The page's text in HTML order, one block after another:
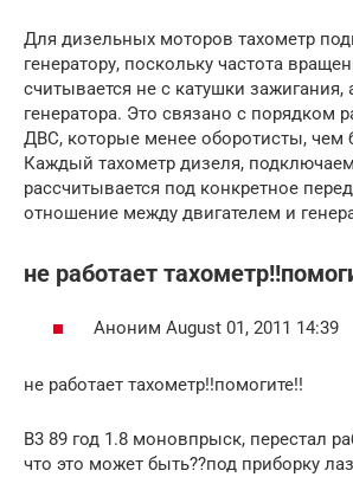
Для дизельных моторов тахометр
генератору, поскольку частота
считывается не с катушки
генератора. Это связано с порядком
ДВС, которые менее оборотисты, чем
Каждый тахометр дизеля,
рассчитывается под конкретное
отношение между двигателем и
не работает
Аноним August 01, 2011 14:39
не работает тахометр!!помогите!!
В3 89 год 1.8 моновпрыск, перестал
что это может быть??под приборку